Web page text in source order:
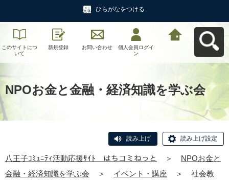
ひらがなをつける
このサイトにつ
いて
新規登録 お問い合わせ
個人会員ログイ
ン
NPOお金と金融・経済知識を学ぶ会
読み上げ 読み上げ設定
八王子ｺﾐｭﾆﾃｨ活動応援ｻｲﾄ はちコミねっと ＞
NPOお金と
金融・経済知識を学ぶ会
＞ イベント・講座 ＞
社会教